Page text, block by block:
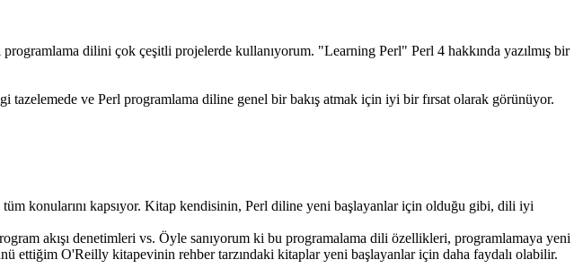
dilini çok çeşitli projelerde kullanıyorum. "Learning Perl" Perl 4 hakkında yazılmış bir
ve Perl programlama diline genel bir bakış atmak için iyi bir fırsat olarak görünüyor.
konularını kapsıyor. Kitap kendisinin, Perl diline yeni başlayanlar için olduğu gibi, dili iyi
akışı denetimleri vs. Öyle sanıyorum ki bu programalama dili özellikleri, programlamaya yeni
ettiğim O'Reilly kitapevinin rehber tarzındaki kitaplar yeni başlayanlar için daha faydalı olabilir.